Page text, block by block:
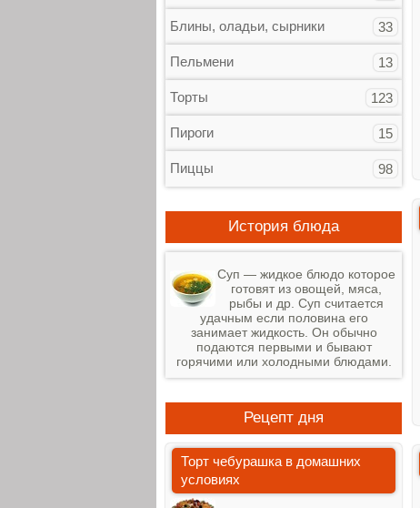
Блины, оладьи, сырники 33
Пельмени 13
Торты 123
Пироги 15
Пиццы 98
История блюда
Суп — жидкое блюдо которое
готовят из овощей, мяса,
рыбы и др. Суп считается
удачным если половина его
занимает жидкость. Он обычно
подаются первыми и бывают
горячими или холодными блюдами.
Рецепт дня
Торт чебурашка в домашних
условиях